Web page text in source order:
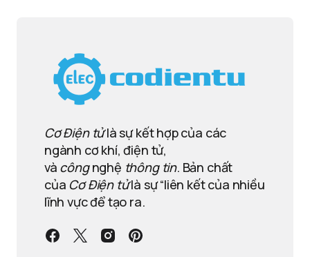
Cơ Điện tửlà sự kết hợp của các
ngành cơ khí, điện tử,
và côngnghệ thông tin. Bản chất
của Cơ Điện tửlà sự “liên kết của nhiều
lĩnh vực để tạo ra.